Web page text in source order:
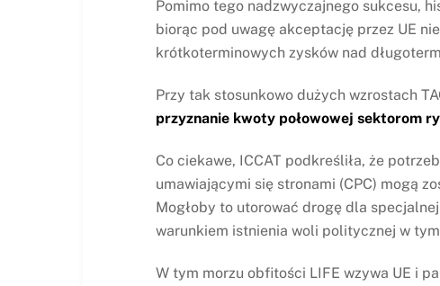
Pomimo tego nadzwyczajnego sukcesu,
biorąc pod uwagę akceptację przez UE
krótkoterminowych zysków nad
Przy tak stosunkowo dużych wzrostach
przyznanie kwoty połowowej sektorom
Co ciekawe, ICCAT podkreśliła, że
umawiającymi się stronami (CPC) mogą
Mogłoby to utorować drogę dla
warunkiem istnienia woli politycznej w
W tym morzu obfitości LIFE wzywa UE i